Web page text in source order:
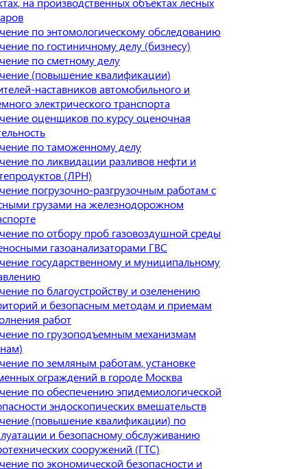
по энтомологическому обследованию
по гостиничному делу (бизнесу)
по сметному делу
(повышение квалификации)
наставников автомобильного и
электрического транспорта
оценщиков по курсу оценочная
по таможенному делу
по ликвидации разливов нефти и
(ЛРН)
погрузочно-разгрузочным работам с
грузами на железнодорожном
по отбору проб газовоздушной среды
газоанализаторами ГВС
государственному и муниципальному
по благоустройству и озеленению
и безопасным методам и приемам
работ
по грузоподъемным механизмам
по земляным работам, установке
ограждений в городе Москва
по обеспечению эпидемиологической
эндоскопических вмешательств
(повышение квалификации) по
и безопасному обслуживанию
сооружений (ГТС)
по экономической безопасности и